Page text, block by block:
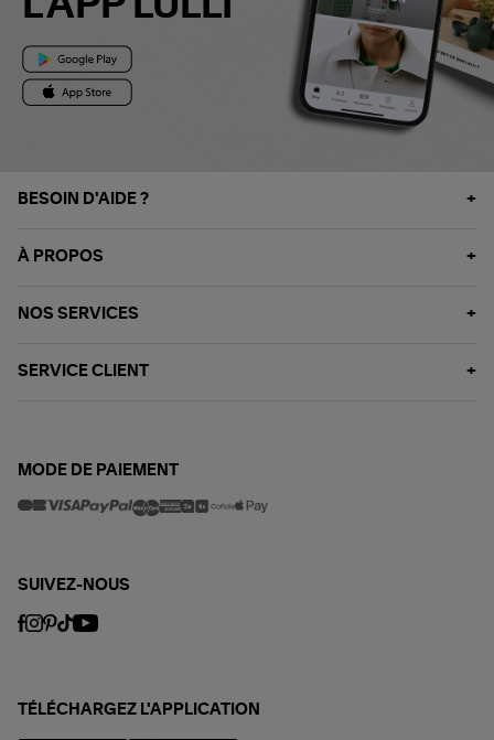
BESOIN D'AIDE ?
À PROPOS
NOS SERVICES
SERVICE CLIENT
MODE DE PAIEMENT
SUIVEZ-NOUS
TÉLÉCHARGEZ L'APPLICATION